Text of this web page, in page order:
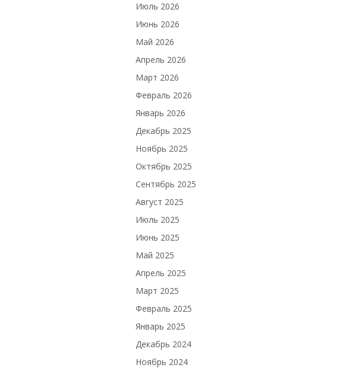
Июль 2026
Июнь 2026
Май 2026
Апрель 2026
Март 2026
Февраль 2026
Январь 2026
Декабрь 2025
Ноябрь 2025
Октябрь 2025
Сентябрь 2025
Август 2025
Июль 2025
Июнь 2025
Май 2025
Апрель 2025
Март 2025
Февраль 2025
Январь 2025
Декабрь 2024
Ноябрь 2024